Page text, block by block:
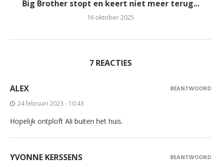
Big Brother stopt en keert niet meer terug...
16 oktober 2025
7 REACTIES
ALEX
24 februari 2023 - 10:43
Hopelijk ontploft Ali buiten het huis.
BEANTWOORD
YVONNE KERSSENS BEANTWOORD